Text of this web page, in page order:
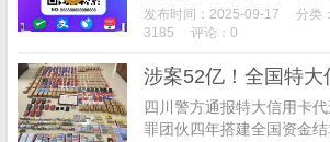
搞定千万商户，全国商户任
示： 支付宝和微信大额支
现，单次加提现费2块
发布时间：2025-09-17 分类：
3185
评论：0
四川警方通报特大信用卡
罪团伙四年搭建全国资金